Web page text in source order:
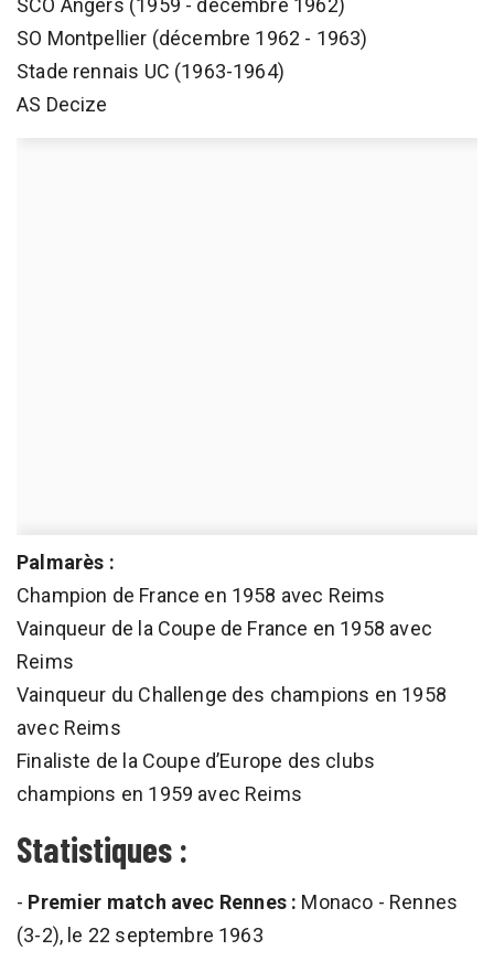
SCO Angers (1959 - décembre 1962)
SO Montpellier (décembre 1962 - 1963)
Stade rennais UC (1963-1964)
AS Decize
Palmarès :
Champion de France en 1958 avec Reims
Vainqueur de la Coupe de France en 1958 avec
Reims
Vainqueur du Challenge des champions en 1958
avec Reims
Finaliste de la Coupe d’Europe des clubs
champions en 1959 avec Reims
Statistiques :
- Premier match avec Rennes : Monaco - Rennes
(3-2), le 22 septembre 1963